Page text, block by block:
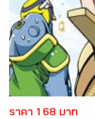
ราคา 168 บาท